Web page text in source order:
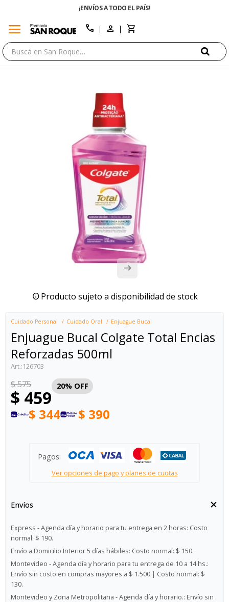
¡ENVÍOS A TODO EL PAÍS!
menu call
Producto sujeto a disponibilidad de stock
Cuidado Personal Cuidado Oral Enjuague Bucal
Enjuague Bucal Colgate Total Encias
Reforzadas 500ml
126703
$ 459
$575 20
$ 344 $ 390
Pagos:
Ver opciones de pago y planes de cuotas
Envíos
Express - Agenda día y horario para tu entrega en 2 horas: Costo
normal: $ 190.
Envío a Domicilio Interior 5 días hábiles: Costo normal: $ 150.
Montevideo - Agenda día y horario para tu entrega de 10 a 14 hs.:
Envío sin costo en compras mayores a $ 1.500 | Costo normal: $
130.
Montevideo y Zona Metropolitana - Agenda día y horario.: Envío sin
close